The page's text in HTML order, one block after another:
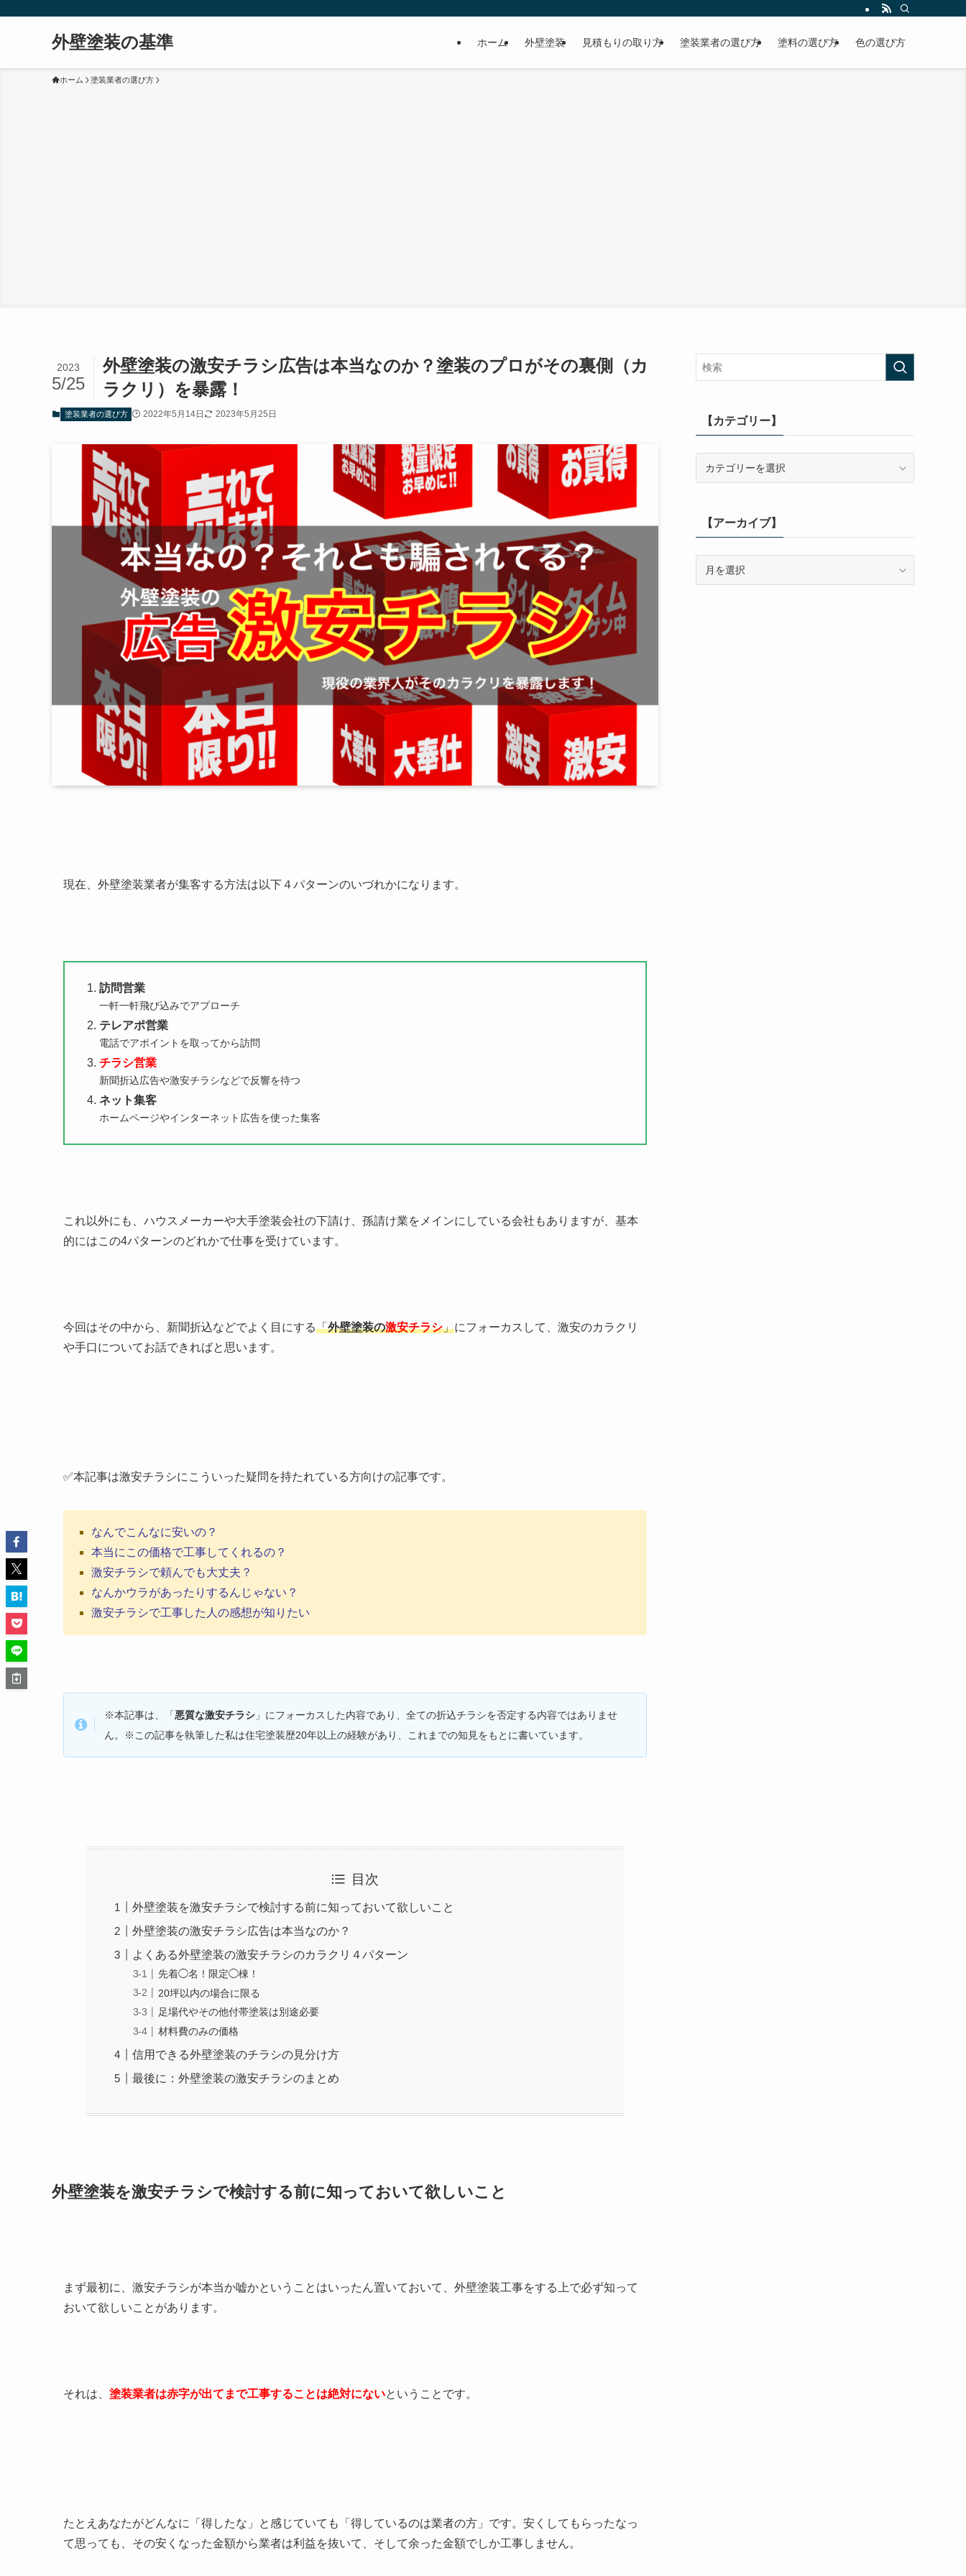
外壁塗装の基準 ホーム 外壁塗装 見積もりの取り方 塗装業者の選び方 塗料の選び方 色の選び方
ホーム 塗装業者の選び方
外壁塗装の激安チラシ広告は本当なのか？塗装のプロがその裏側（カ
ラクリ）を暴露！
2023
5/25
塗装業者の選び方 2022年5月14日 2023年5月25日
現在、外壁塗装業者が集客する方法は以下４パターンのいづれかになります。
訪問営業
一軒一軒飛び込みでアプローチ
テレアポ営業
電話でアポイントを取ってから訪問
チラシ営業
新聞折込広告や激安チラシなどで反響を待つ
ネット集客
ホームページやインターネット広告を使った集客
これ以外にも、ハウスメーカーや大手塗装会社の下請け、孫請け業をメインにしている会社もありますが、基本
的にはこの4パターンのどれかで仕事を受けています。
今回はその中から、新聞折込などでよく目にする「外壁塗装の激安チラシ」にフォーカスして、激安のカラクリ
や手口についてお話できればと思います。
✅本記事は激安チラシにこういった疑問を持たれている方向けの記事です。
なんでこんなに安いの？
本当にこの価格で工事してくれるの？
激安チラシで頼んでも大丈夫？
なんかウラがあったりするんじゃない？
激安チラシで工事した人の感想が知りたい
※本記事は、「悪質な激安チラシ 」にフォーカスした内容であり、全ての折込チラシを否定する内容ではありませ
ん。※この記事を執筆した私は住宅塗装歴20年以上の経験があり、これまでの知見をもとに書いています。
目次
外壁塗装を激安チラシで検討する前に知っておいて欲しいこと
外壁塗装の激安チラシ広告は本当なのか？
よくある外壁塗装の激安チラシのカラクリ４パターン
先着◯名！限定◯棟！
20坪以内の場合に限る
足場代やその他付帯塗装は別途必要
材料費のみの価格
信用できる外壁塗装のチラシの見分け方
最後に：外壁塗装の激安チラシのまとめ
外壁塗装を激安チラシで検討する前に知っておいて欲しいこと
まず最初に、激安チラシが本当か嘘かということはいったん置いておいて、外壁塗装工事をする上で必ず知って
おいて欲しいことがあります。
それは、 塗装業者は赤字が出てまで工事することは絶対にないということです。
たとえあなたがどんなに「得したな」と感じていても「得しているのは業者の方」です。 安くしてもらったなっ
て思っても、その安くなった金額から業者は利益を抜いて、そして余った金額でしか工事しません。
【カテゴリー】
ー】【アーカイブ】